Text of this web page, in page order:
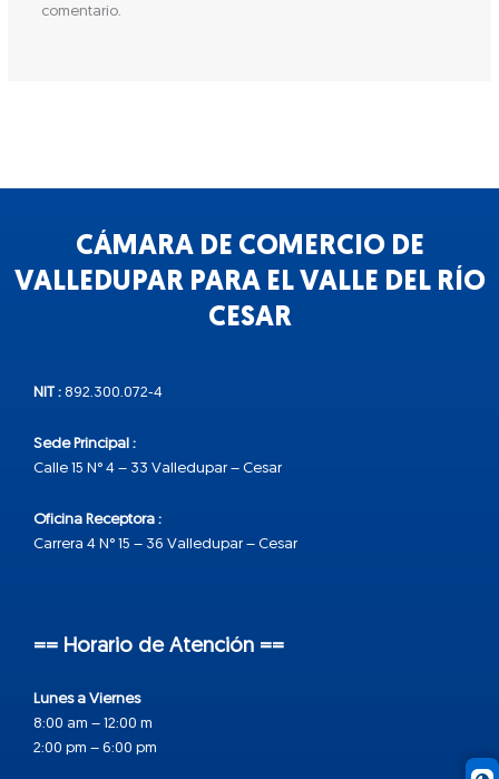
comentario.
CÁMARA DE COMERCIO DE
VALLEDUPAR PARA EL VALLE DEL RÍO
CESAR
NIT : 892.300.072-4
Sede Principal :
Calle 15 N° 4 – 33 Valledupar – Cesar
Oficina Receptora :
Carrera 4 N° 15 – 36 Valledupar – Cesar
== Horario de Atención ==
Lunes a Viernes
8:00 am – 12:00 m
2:00 pm – 6:00 pm